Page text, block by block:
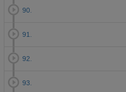
90.
91.
92.
93.